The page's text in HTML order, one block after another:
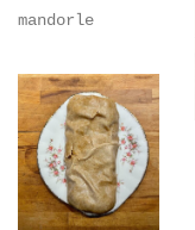
con farina di